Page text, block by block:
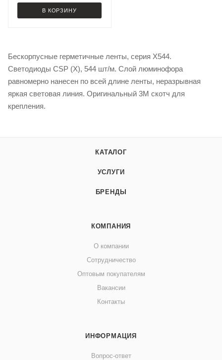
В КОРЗИНУ
Бескорпусные герметичные ленты, серия X544.
Светодиоды CSP (X), 544 шт/м. Слой люминофора
равномерно нанесен по всей длине ленты, неразрывная
яркая световая линия. Оригинальный 3М скотч для
крепления.
КАТАЛОГ
УСЛУГИ
БРЕНДЫ
КОМПАНИЯ
О компании
Сотрудничество
Оптовым покупателям
Вакансии
Контакты
ИНФОРМАЦИЯ
Вопрос-ответ